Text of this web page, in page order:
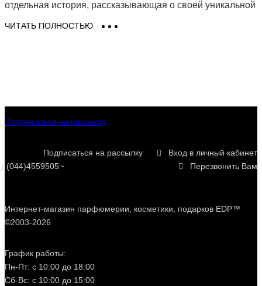
отдельная история, рассказывающая о своей уникальной
Купить Grammatik Drammatik легко
и просто!
Драмматик) Вы можете в нашем интернет магазине в
Киеве, Одессе и по всей Украине. В наличии есть все
Drammatik на Eau De Parfum (О Де Парфюм). Заказать
духи Грамматик Драмматик (Grammatik Drammatik) в
ЧИТАТЬ ПОЛНОСТЬЮ
Подписаться на рассылку
Подписаться на рассылку
Вход в личный кабинет
Перезвонить Вам
(044)4559505
Интернет-магазин парфюмерии, косметики, подарков EDP™
©2003-2026
График работы:
Пн-Пт: с 10:00 до 18:00
Сб-Вс: с 10:00 до 15:00